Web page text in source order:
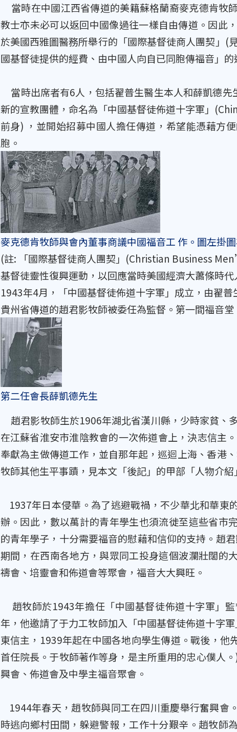
當時在中國江西省傳道的美籍蘇格蘭裔麥克德肯牧
教士亦未必可以返回中國像過往一樣自由傳道。因此
於美國西雅圖醫務所舉行的「國際基督徒商人團契」(
國基督徒提供的經費、由中國人向自已同胞傳福音」的
當時出席者有6人，包括翟普生醫生本人和薛凱德
新的宣教團體，命名為「中國基督徒佈道十字軍」
前身) ，並開始招募中國人擔任傳道，希望能憑藉方
胞。
麥克德肯牧師與會內董事商議中國福音工 作。圖左掛
(註: 「國際基督徒商人團契」(Christian Business
基督徒靈性復興運動，以回應當時美國經濟大蕭條時
1943年4月，「中國基督徒佈道十字軍」成立，由翟
貴州省傳道的趙君影牧師被委任為監督。第一間福音
第二任會長薛凱德先生
趙君影牧師生於1906年湖北省漢川縣，少時家貧、
在江蘇省淮安市淮陰教會的一次佈道會上，決志信主
奉獻為主做傳道工作，並自那年起，巡迴上海、香港
牧師其他生平事蹟，見本文「後記」的甲部「人物介紹
1937年日本侵華。為了逃避戰禍，不少華北和華東
辦。因此，數以萬計的青年學生也須流徙至這些省市
的青年學子，十分需要福音的慰藉和信仰的支持。趙
期間，在西南各地方，與眾同工投身這個波瀾壯闊的
禱會、培靈會和佈道會等聚會，福音大大興旺。
趙牧師於1943年擔任「中國基督徒佈道十字軍」
年，他邀請了于力工牧師加入「中國基督徒佈道十字
東信主，1939年起在中國各地向學生傳道。戰後，
首任院長。于牧師著作等身，是主所重用的忠心僕人
興會、佈道會及中學主福音聚會。
1944年春天，趙牧師與同工在四川重慶舉行奮興會
時逃向鄉村田間，躲避警報，工作十分艱辛。趙牧師